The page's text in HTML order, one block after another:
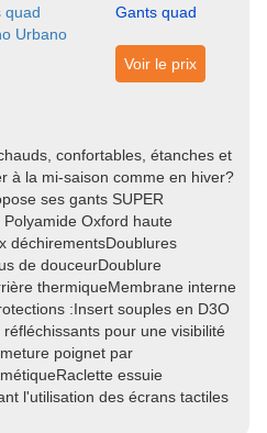
quad
Urbano
Gants quad
Voir le prix
confortables, étanches et
à la mi-saison comme en hiver?
ses gants SUPER
Oxford haute
déchirementsDoublures
de douceurDoublure
thermiqueMembrane interne
:Insert souples en D3O
pour une visibilité
poignet par
essuie
l'utilisation des écrans tactiles